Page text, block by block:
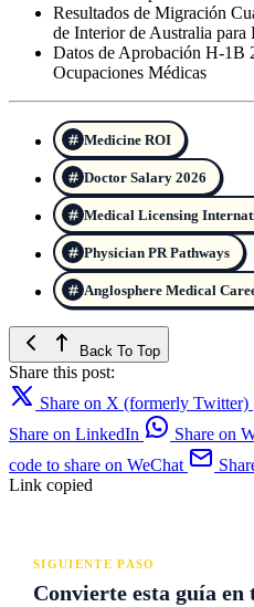
Resultados de Migración
de Interior de Australia para
Datos de Aprobación H-1B
Ocupaciones Médicas
Medicine ROI
Doctor Salary 2026
Medical Licensing
Physician PR Pathways
Anglosphere Medical
Back To Top
Share this post:
Share on X (formerly Twitter)
Share on LinkedIn
Share on
code to share on WeChat
Link copied
SIGUIENTE PASO
Convierte esta guía